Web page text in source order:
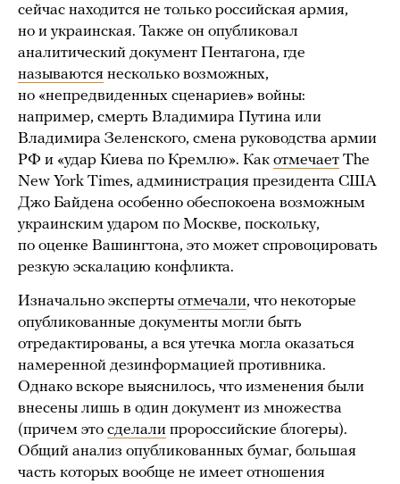
сейчас находится не только российская армия,
но и украинская. Также он опубликовал
аналитический документ Пентагона, где
называются несколько возможных,
но «непредвиденных сценариев» войны:
например, смерть Владимира Путина или
Владимира Зеленского, смена руководства армии
РФ и «удар Киева по Кремлю». Как отмечает The
New York Times, администрация президента США
Джо Байдена особенно обеспокоена возможным
украинским ударом по Москве, поскольку,
по оценке Вашингтона, это может спровоцировать
резкую эскалацию конфликта.
Изначально эксперты отмечали, что некоторые
опубликованные документы могли быть
отредактированы, а вся утечка могла оказаться
намеренной дезинформацией противника.
Однако вскоре выяснилось, что изменения были
внесены лишь в один документ из множества
(причем это сделали пророссийские блогеры).
Общий анализ опубликованных бумаг, большая
часть которых вообще не имеет отношения